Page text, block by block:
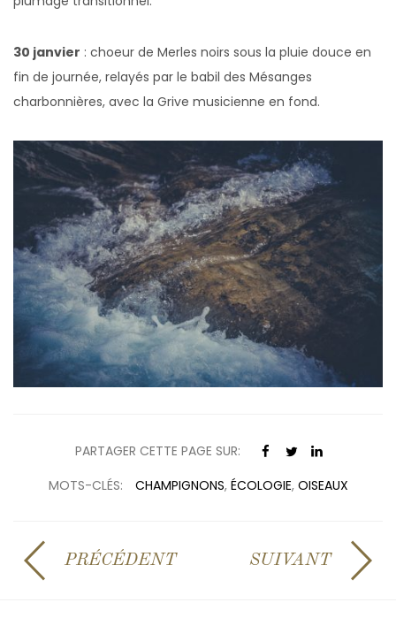
30 janvier : choeur de Merles noirs sous la pluie douce en
fin de journée, relayés par le babil des Mésanges
charbonnières, avec la Grive musicienne en fond.
PARTAGER CETTE PAGE SUR:
MOTS-CLÉS:
CHAMPIGNONS, ÉCOLOGIE, OISEAUX
PRÉCÉDENT SUIVANT